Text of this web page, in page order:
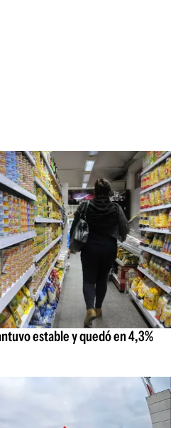
estable y quedó en 4,3%